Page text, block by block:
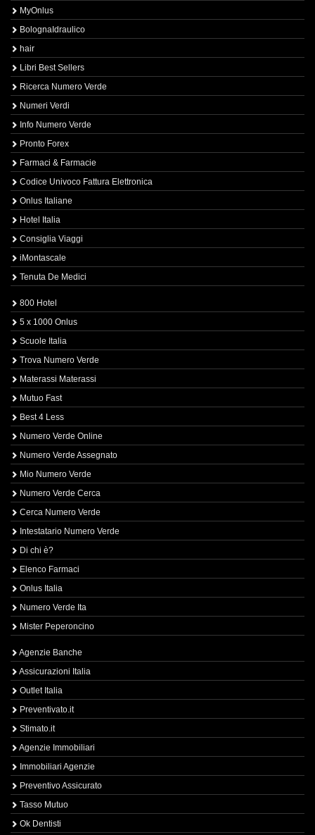
MyOnlus
BolognaIdraulico
hair
Libri Best Sellers
Ricerca Numero Verde
Numeri Verdi
Info Numero Verde
Pronto Forex
Farmaci & Farmacie
Codice Univoco Fattura Elettronica
Onlus Italiane
Hotel Italia
Consiglia Viaggi
iMontascale
Tenuta De Medici
800 Hotel
5 x 1000 Onlus
Scuole Italia
Trova Numero Verde
Materassi Materassi
Mutuo Fast
Best 4 Less
Numero Verde Online
Numero Verde Assegnato
Mio Numero Verde
Numero Verde Cerca
Cerca Numero Verde
Intestatario Numero Verde
Di chi è?
Elenco Farmaci
Onlus Italia
Numero Verde Ita
Mister Peperoncino
Agenzie Banche
Assicurazioni Italia
Outlet Italia
Preventivato.it
Stimato.it
Agenzie Immobiliari
Immobiliari Agenzie
Preventivo Assicurato
Tasso Mutuo
Ok Dentisti